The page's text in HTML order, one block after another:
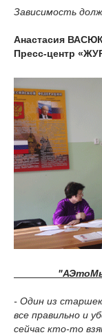
Зависимость
Анастасия
Пресс-центр
"АЭтоМы!»:
- Один из
все правильно и
сейчас кто-то